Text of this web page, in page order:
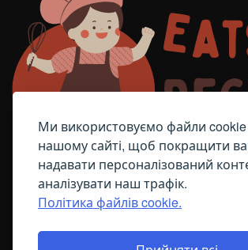
Ми використовуємо файли
нашому сайті, щоб покращити
надавати персоналізований
аналізувати наш трафік.
Політика файлів cookie.